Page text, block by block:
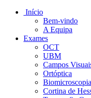
Início
Bem-vindo
A Equipa
Exames
OCT
UBM
Campos
Ortóptica
Biomicroscopia
Cortina de